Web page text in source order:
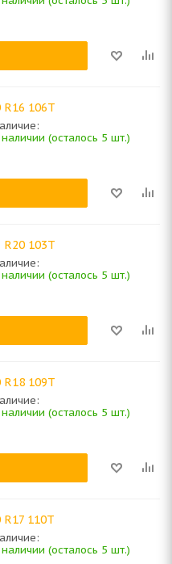
106T
(осталось 5 шт.)
103T
(осталось 5 шт.)
109T
(осталось 5 шт.)
110T
(осталось 5 шт.)